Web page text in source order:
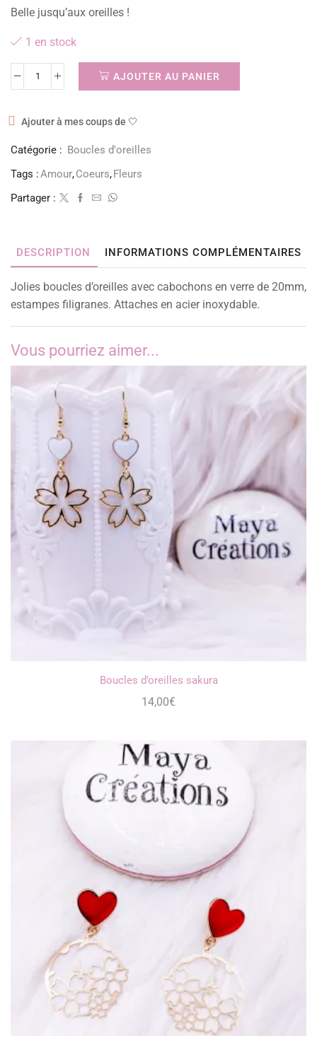
Belle jusqu’aux oreilles !
1 en stock
AJOUTER AU PANIER
Ajouter à mes coups de 🤍
Catégorie : Boucles d'oreilles
Tags :Amour,Coeurs,Fleurs
Partager :
DESCRIPTION INFORMATIONS COMPLÉMENTAIRES
Jolies boucles d’oreilles avec cabochons en verre de 20mm,
estampes filigranes. Attaches en acier inoxydable.
Vous pourriez aimer...
Boucles d’oreilles sakura
14,00€